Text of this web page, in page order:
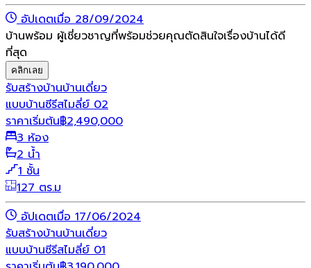
อัปเดตเมื่อ 28/09/2024
บ้านพร้อม ผู้เชี่ยวชาญที่พร้อมช่วยคุณตัดสินใจเรื่องบ้านได้ดี
ที่สุด
คลิกเลย
รับสร้างบ้านบ้านเดี่ยว
แบบบ้านซีรีสไมลี่ย์ 02
ราคาเริ่มต้น฿2,490,000
3 ห้อง
2 น้ำ
1 ชั้น
127 ตร.ม
อัปเดตเมื่อ 17/06/2024
รับสร้างบ้านบ้านเดี่ยว
แบบบ้านซีรีสไมลี่ย์ 01